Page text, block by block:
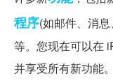
程序(如邮件、消
等。您现在可以在
并享受所有新功能。